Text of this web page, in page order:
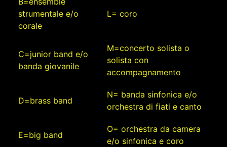
strumentale e/o
corale
L= coro
C=junior band e/o
banda giovanile
M=concerto solista o
solista con
accompagnamento
D=brass band
N= banda sinfonica e/o
orchestra di fiati e canto
E=big band
O= orchestra da camera
e/o sinfonica e coro